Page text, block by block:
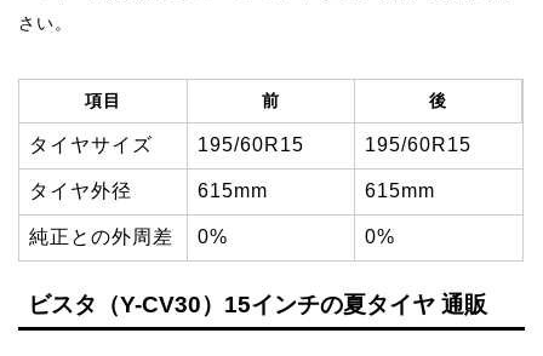
さい。
項目 前 後
タイヤサイズ 195/60R15 195/60R15
タイヤ外径 615mm 615mm
純正との外周差 0% 0%
ビスタ（Y-CV30）15インチの夏タイヤ 通販